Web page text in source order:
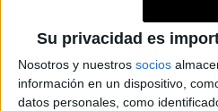
Su privacidad es
Nosotros y nuestros socios
información en un dispositivo,
datos personales, como
Hábitos y
ayudan a
expectativa